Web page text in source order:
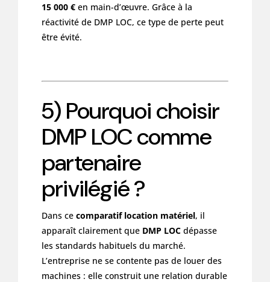
15 000 €en main-d’œuvre. Grâce à la
réactivité de DMP LOC, ce type de perte peut
être évité.
5) Pourquoi choisir
DMP LOC comme
partenaire
privilégié ?
Dans ce comparatif location matériel, il
apparaît clairement que DMP LOCdépasse
les standards habituels du marché.
L’entreprise ne se contente pas de louer des
machines : elle construit une relation durable